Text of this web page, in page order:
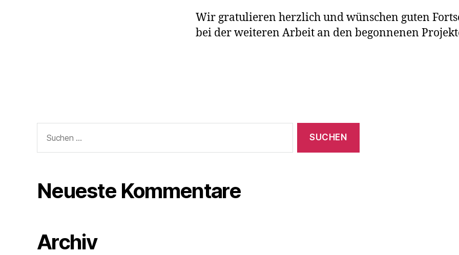
Wir gratulieren herzlich und wünschen guten
bei der weiteren Arbeit an den begonnenen
nach:
Neueste Kommentare
Archiv